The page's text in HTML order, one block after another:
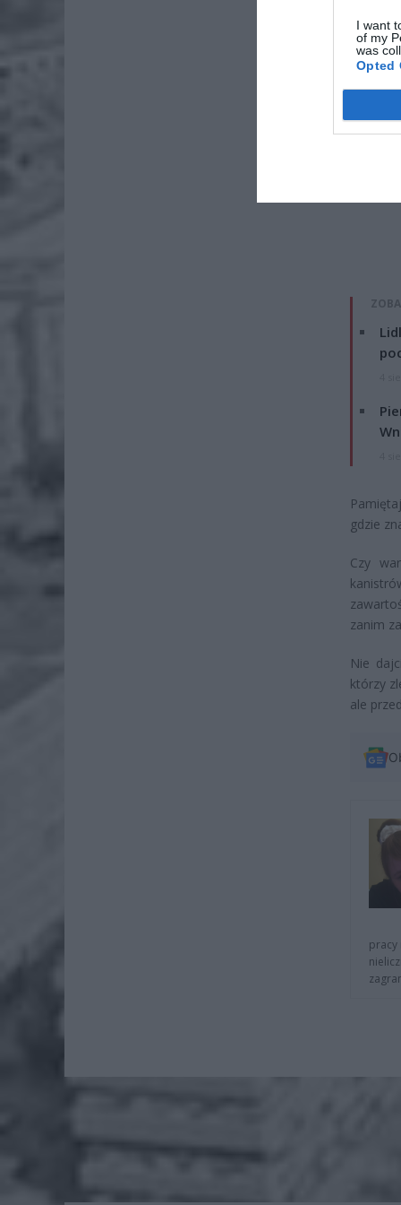
I want
of my
was
Opted
gdzie
Czy
zanim
Nie
którzy
ale
pracy